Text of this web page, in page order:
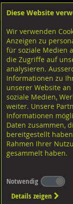
Shop Bohrcraft/
Entgrater
Filter nach Dimensionen:
Filter zurücksetzen
Bohrcraft Handgriff
Diese Website
Wir verwenden
Anzeigen zu
für soziale Medien
die Zugriffe auf
analysieren.
Informationen zu
unserer Website
soziale Medien,
weiter. Unsere
Informationen
Daten zusammen,
bereitgestellt
Rahmen Ihrer
gesammelt haben.
Notwendig
Details zeigen